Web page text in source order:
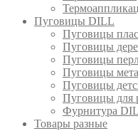
Пуговицы DILL
Пуговицы
Пуговицы
Пуговицы
Пуговицы
Пуговицы
Пуговицы для
Фурнитура
Товары разные